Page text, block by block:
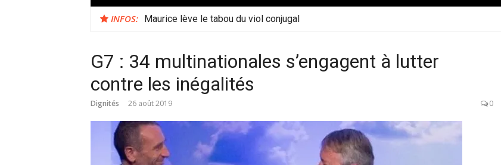
INFOS: Maurice lève le tabou du viol conjugal
G7 : 34 multinationales s’engagent à lutter
contre les inégalités
Dignités 26 août 2019 0